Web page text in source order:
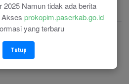
2025 Namun tidak ada berita
prokopim.paserkab.go.id
yang terbaru
Tutup